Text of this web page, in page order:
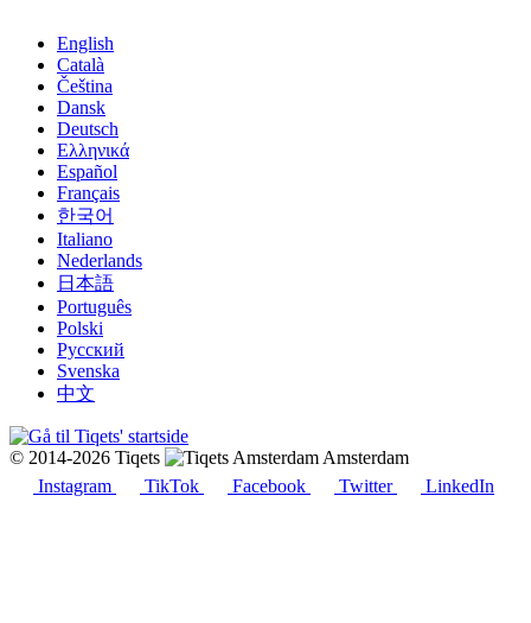
English
Català
Čeština
Dansk
Deutsch
Ελληνικά
Español
Français
한국어
Italiano
Nederlands
日本語
Português
Polski
Русский
Svenska
中文
© 2014-2026 Tiqets
Amsterdam
Instagram
TikTok Facebook Twitter LinkedIn